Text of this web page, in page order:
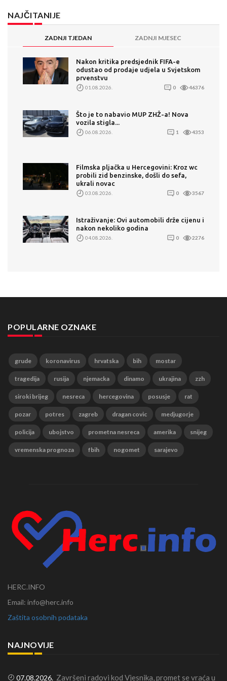
NAJČITANIJE
ZADNJI TJEDAN ZADNJI MJESEC
Nakon kritika predsjednik FIFA-e
odustao od prodaje udjela u Svjetskom
prvenstvu
01.08.2026. 0 46376
Što je to nabavio MUP ZHŽ-a! Nova
vozila stigla...
06.08.2026. 1 4353
Filmska pljačka u Hercegovini: Kroz wc
probili zid benzinske, došli do sefa,
ukrali novac
03.08.2026. 0 3567
Istraživanje: Ovi automobili drže cijenu i
nakon nekoliko godina
04.08.2026. 0 2276
POPULARNE OZNAKE
grude koronavirus hrvatska bih mostar
tragedija rusija njemacka dinamo ukrajina zzh
siroki brijeg nesreca hercegovina posusje rat
pozar potres zagreb dragan covic medjugorje
policija ubojstvo prometna nesreca amerika snijeg
vremenska prognoza fbih nogomet sarajevo
HERC.INFO
Email: info@herc.info
Zaštita osobnih podataka
NAJNOVIJE
07.08.2026. Završeni radovi kod Vjesnika, promet se vraća u